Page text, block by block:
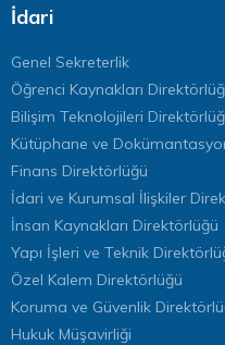
İdari
Genel Sekreterlik
Öğrenci Kaynakları
Bilişim Teknolojileri
Kütüphane ve
Finans Direktörlüğü
İdari ve Kurumsal İlişkiler
İnsan Kaynakları Direktörlüğü
Yapı İşleri ve Teknik
Özel Kalem Direktörlüğü
Koruma ve Güvenlik
Hukuk Müşavirliği